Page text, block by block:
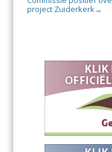
project Zuiderkerk→